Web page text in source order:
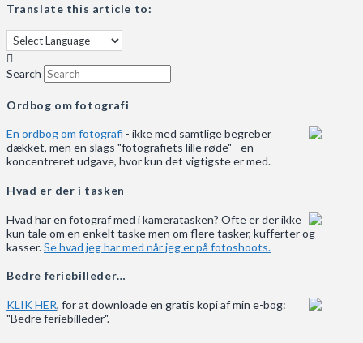
Translate this article to:
Search
Ordbog om fotografi
En ordbog om fotografi - ikke med samtlige begreber
dækket, men en slags "fotografiets lille røde" - en
koncentreret udgave, hvor kun det vigtigste er med.
Hvad er der i tasken
Hvad har en fotograf med i kameratasken? Ofte er der ikke
kun tale om en enkelt taske men om flere tasker, kufferter og
kasser.Se hvad jeg har med når jeg er på fotoshoots.
Bedre feriebilleder…
KLIK HER, for at downloade en gratis kopi af min e-bog:
"Bedre feriebilleder".